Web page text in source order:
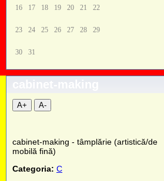
16 17 18 19 20 21 22
23 24 25 26 27 28 29
30 31
cabinet-making
A+ A-
cabinet-making - tâmplărie (artistică/de
mobilă fină)
Categoria: C